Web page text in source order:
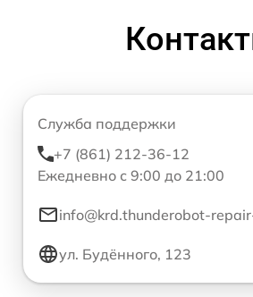
Служба поддержки
+7 (861) 212-36-12
Ежедневно с 9:00 до 21:00
info@krd.thunderobot-
ул. Будённого, 123